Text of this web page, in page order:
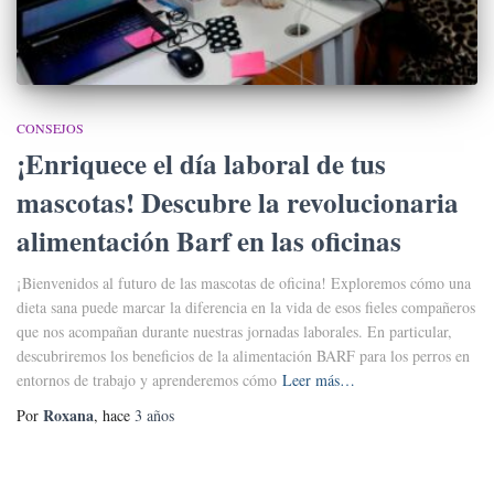
CONSEJOS
¡Enriquece el día laboral de tus
mascotas! Descubre la revolucionaria
alimentación Barf en las oficinas
¡Bienvenidos al futuro de las mascotas de oficina! Exploremos cómo una
dieta sana puede marcar la diferencia en la vida de esos fieles compañeros
que nos acompañan durante nuestras jornadas laborales. En particular,
descubriremos los beneficios de la alimentación BARF para los perros en
entornos de trabajo y aprenderemos cómo Leer más…
Por Roxana, hace 3 años